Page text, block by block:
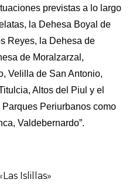
previstas a lo largo
la Dehesa Boyal de
Reyes, la Dehesa de
de Moralzarzal,
Velilla de San Antonio,
Altos del Piul y el
Periurbanos como
Valdebernardo”.
Islillas»